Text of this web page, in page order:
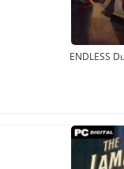
ENDLESS